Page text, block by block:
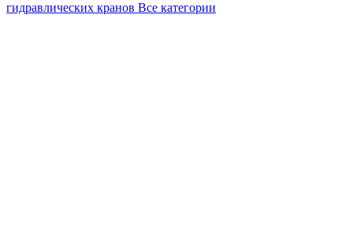
гидравлических кранов Все категории